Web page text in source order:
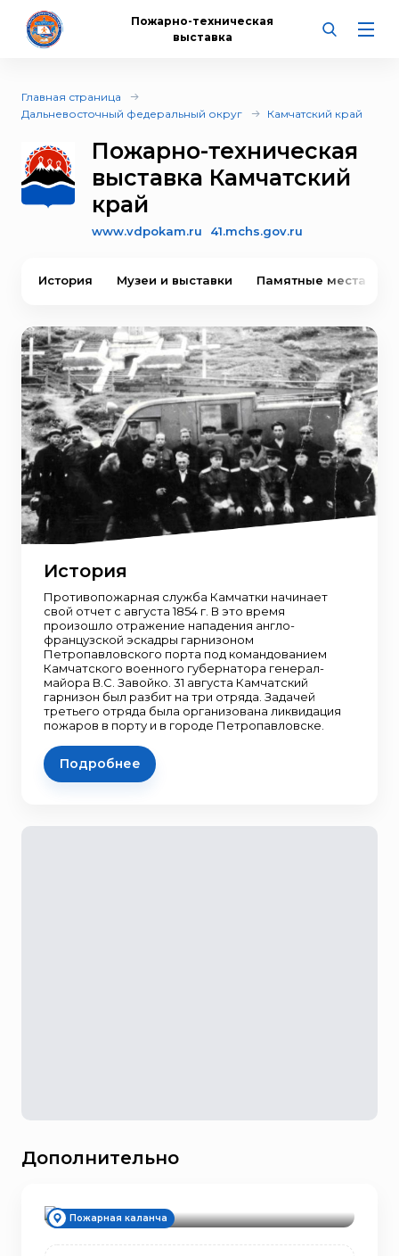
Пожарно-техническая
выставка
Главная страница
Дальневосточный федеральный округ
Камчатский край
Пожарно-техническая
выставка Камчатский
край
www.vdpokam.ru 41.mchs.gov.ru
История Музеи и выставки Памятные места
История
Противопожарная служба Камчатки начинает
свой отчет с августа 1854 г. В это время
произошло отражение нападения англо-
французской эскадры гарнизоном
Петропавловского порта под командованием
Камчатского военного губернатора генерал-
майора В.С. Завойко. 31 августа Камчатский
гарнизон был разбит на три отряда. Задачей
третьего отряда была организована ликвидация
пожаров в порту и в городе Петропавловске.
Подробнее
Дополнительно
Пожарная каланча